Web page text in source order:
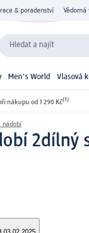
& poradenství Vědomá
Hledat a najít
Men's World Vlasová
nákupu od 1 290 Kč(1)
nádobí
2dílný